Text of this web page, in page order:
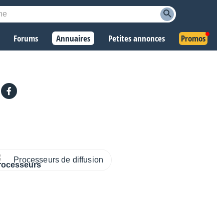
Forums Annuaires Petites annonces Promos
Processeurs de diffusion